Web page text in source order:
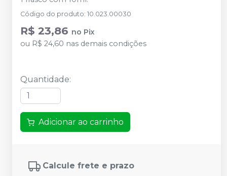
Código do produto: 10.023.00030
R$ 23,86 no Pix
ou R$ 24,60 nas demais condições
Quantidade:
Adicionar ao carrinho
Calcule frete e prazo